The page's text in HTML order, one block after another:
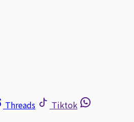
Threads
Tiktok